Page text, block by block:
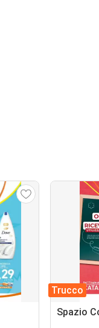
Trucco
Spazio